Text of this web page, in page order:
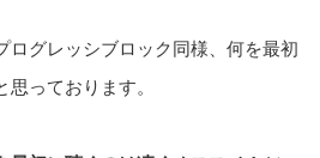
ログレッシブロック同様、何を最初
っております。